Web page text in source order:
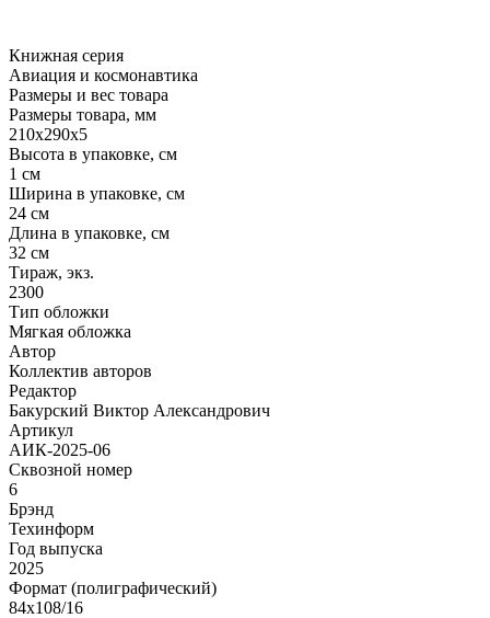
Книжная серия
Авиация и космонавтика
Размеры и вес товара
Размеры товара, мм
210х290х5
Высота в упаковке, см
1 см
Ширина в упаковке, см
24 см
Длина в упаковке, см
32 см
Тираж, экз.
2300
Тип обложки
Мягкая обложка
Автор
Коллектив авторов
Редактор
Бакурский Виктор Александрович
Артикул
АИК-2025-06
Сквозной номер
6
Брэнд
Техинформ
Год выпуска
2025
Формат (полиграфический)
84х108/16